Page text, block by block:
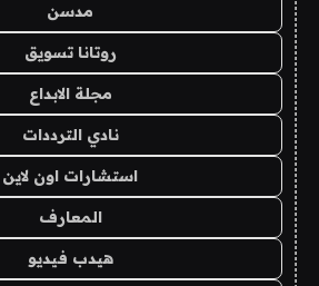
مدسن
روتانا تسويق
مجلة الابداع
نادي الترددات
استشارات اون لاين
المعارف
هيدب فيديو